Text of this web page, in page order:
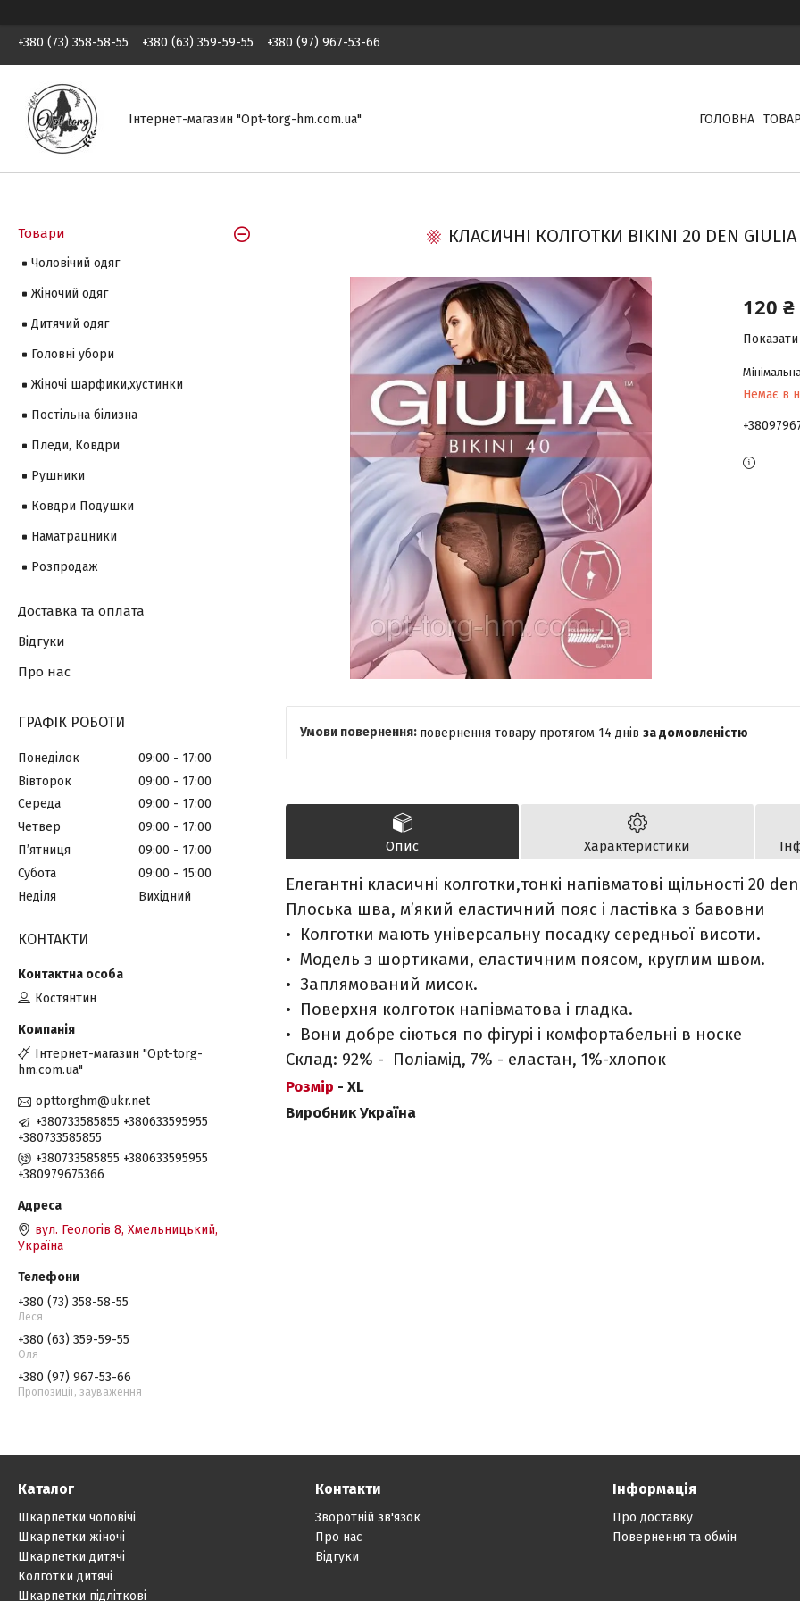
+380 (73) 358-58-55 +380 (63) 359-59-55 +380 (97) 967-53-66
Інтернет-магазин "Opt-torg-hm.com.ua" ГОЛОВНА
КЛАСИЧНІ КОЛГОТКИ BIKINI 20 DEN
120 ₴
Показати
Немає в
повернення товару протягом 14 днів за домовленістю
Опис Характеристики
Елегантні класичні колготки,тонкі напівматові щільності 20 den
Плоська шва, м’який еластичний пояс і ластівка з бавовни
• Колготки мають універсальну посадку середньої висоти.
• Модель з шортиками, еластичним поясом, круглим швом.
• Заплямований мисок.
• Поверхня колготок напівматова і гладка.
• Вони добре сіються по фігурі і комфортабельні в носке
Склад: 92% - Поліамід, 7% - еластан, 1%-хлопок
Розмір - XL
Виробник Україна
Товари
Чоловічий одяг
Жіночий одяг
Дитячий одяг
Головні убори
Жіночі шарфики,хустинки
Постільна білизна
Пледи, Ковдри
Рушники
Ковдри Подушки
Наматрацники
Розпродаж
Доставка та оплата
Відгуки
Про нас
ГРАФІК РОБОТИ
Понеділок 09:00
17:00
Вівторок
09:00
17:00
Середа
09:00
17:00
Четвер
09:00
17:00
Пʼятниця
09:00
17:00
Субота
09:00
15:00
Неділя
Вихідний
КОНТАКТИ
Костянтин
Інтернет-магазин "Opt-torg-
hm.com.ua"
opttorghm@ukr.net
+380733585855 +380633595955
+380733585855
+380733585855 +380633595955
+380979675366
вул. Геологів 8, Хмельницький,
Україна
+380 (73) 358-58-55
Леся
+380 (63) 359-59-55
Оля
+380 (97) 967-53-66
Пропозиції, зауваження
Каталог
Шкарпетки чоловічі
Шкарпетки жіночі
Шкарпетки дитячі
Колготки дитячі
Шкарпетки підліткові
Контакти
Зворотній зв'язок
Про нас
Відгуки
Інформація
Про доставку
Повернення та обмін